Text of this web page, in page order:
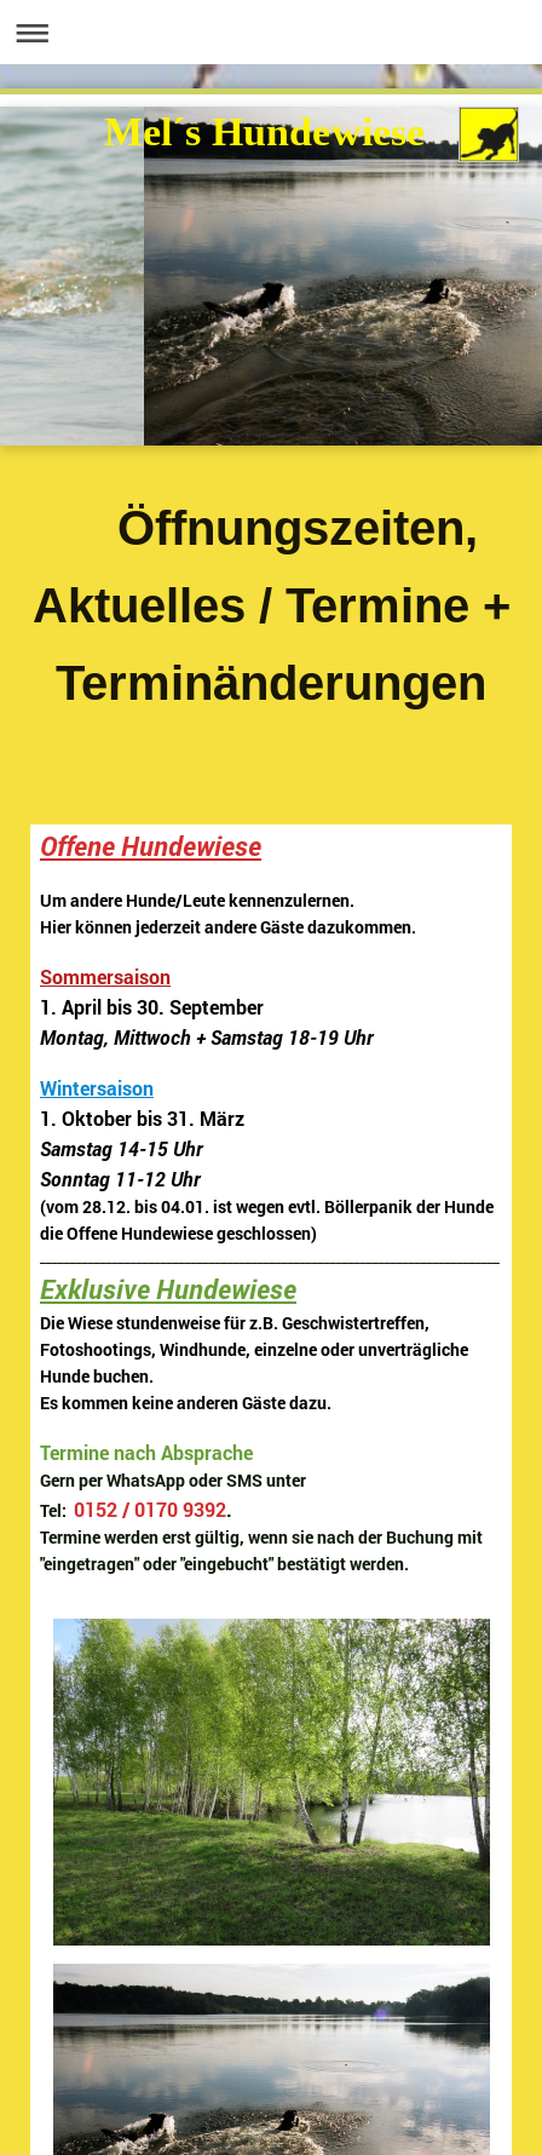
Mel´s Hundewiese
Öffnungszeiten,
Aktuelles / Termine +
Terminänderungen
Offene Hundewiese
Um andere Hunde/Leute kennenzulernen.
Hier können jederzeit andere Gäste dazukommen.
Sommersaison
1. April bis 30. September
Montag, Mittwoch + Samstag 18-19 Uhr
Wintersaison
1. Oktober bis 31. März
Samstag 14-15 Uhr
Sonntag 11-12 Uhr
(vom 28.12. bis 04.01. ist wegen evtl. Böllerpanik der Hunde
die Offene Hundewiese geschlossen)
Exklusive Hundewiese
Die Wiese stundenweise für z.B. Geschwistertreffen,
Fotoshootings, Windhunde, einzelne oder unverträgliche
Hunde buchen.
Es kommen keine anderen Gäste dazu.
Termine nach Absprache
Gern per WhatsApp oder SMS unter
Tel: 0152 / 0170 9392.
Termine werden erst gültig, wenn sie nach der Buchung mit
"eingetragen" oder "eingebucht" bestätigt werden.